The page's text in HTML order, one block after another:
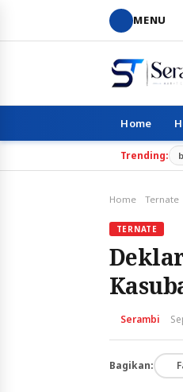
MENU
Home
Trending:
Home Ternate
TERNATE
Serambi
Bagikan: